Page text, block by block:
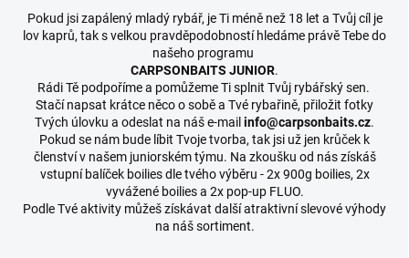
Pokud jsi zapálený mladý rybář, je Ti méně než 18 let a Tvůj cíl je
lov kaprů, tak s velkou pravděpodobností hledáme právě Tebe do
našeho programu
CARPSONBAITS JUNIOR.
Rádi Tě podpoříme a pomůžeme Ti splnit Tvůj rybářský sen.
Stačí napsat krátce něco o sobě a Tvé rybařině, přiložit fotky
Tvých úlovku a odeslat na náš e-mail info@carpsonbaits.cz.
Pokud se nám bude líbit Tvoje tvorba, tak jsi už jen krůček k
členství v našem juniorském týmu. Na zkoušku od nás získáš
vstupní balíček boilies dle tvého výběru - 2x 900g boilies, 2x
vyvážené boilies a 2x pop-up FLUO.
Podle Tvé aktivity můžeš získávat další atraktivní slevové výhody
na náš sortiment.